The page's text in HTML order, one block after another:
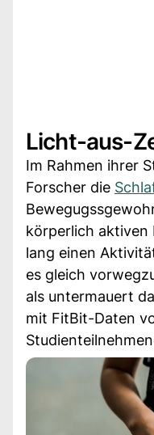
Licht-aus-
Im Rahmen ihrer
Forscher die
körperlich aktiven
lang einen
es gleich
als untermauert
mit FitBit-Daten